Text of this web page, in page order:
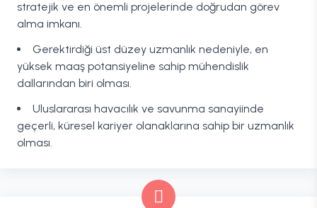
stratejik ve en önemli projelerinde doğrudan görev
alma imkanı.
Gerektirdiği üst düzey uzmanlık nedeniyle, en
yüksek maaş potansiyeline sahip mühendislik
dallarından biri olması.
Uluslararası havacılık ve savunma sanayiinde
geçerli, küresel kariyer olanaklarına sahip bir uzmanlık
olması.